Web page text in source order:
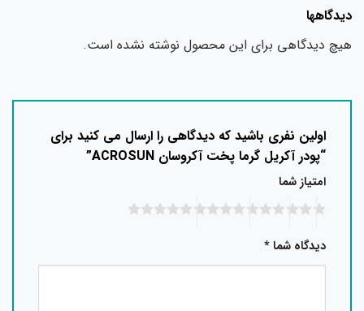
دیدگاهی برای این محصول نوشته نشده است.
اولین نفری باشید که دیدگاهی را ارسال می کنید برای
“پودر آکریل گرما پخت آکروسان ACROSUN”
امتیاز شما
دیدگاه شما*